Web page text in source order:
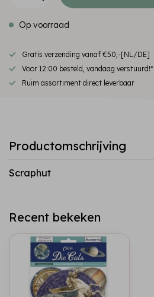
Op voorraad
Gratis verzending vanaf €50,-[NL/DE]
Voor 12:00 besteld, vandaag verstuurd!*
Ruim assortiment direct leverbaar
Productomschrijving
Scraphut
Recent bekeken